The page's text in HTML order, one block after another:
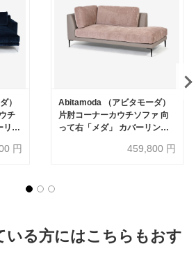
）
チ
リン
円
Abitamoda （アビタモーダ）
片肘コーナーカウチソファ 向
って右「メダ」 カバーリング
L133) 金属脚全2色【受注生産
459,800 円
いる方にはこちらもおす